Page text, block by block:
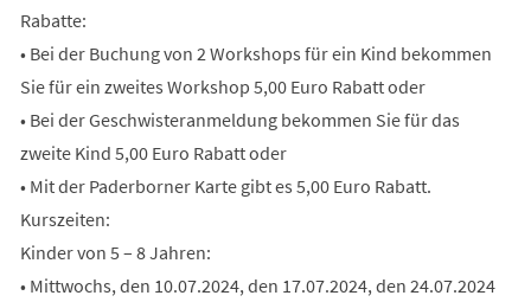
Rabatte:
• Bei der Buchung von 2 Workshops für ein Kind bekommen
Sie für ein zweites Workshop 5,00 Euro Rabatt oder
• Bei der Geschwisteranmeldung bekommen Sie für das
zweite Kind 5,00 Euro Rabatt oder
• Mit der Paderborner Karte gibt es 5,00 Euro Rabatt.
Kurszeiten:
Kinder von 5 – 8 Jahren:
• Mittwochs, den 10.07.2024, den 17.07.2024, den 24.07.2024